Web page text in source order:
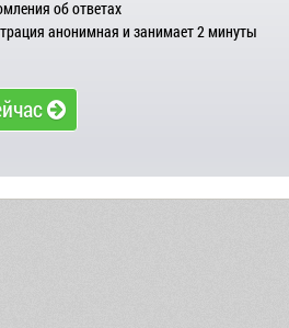
об ответах
анонимная и занимает 2 минуты